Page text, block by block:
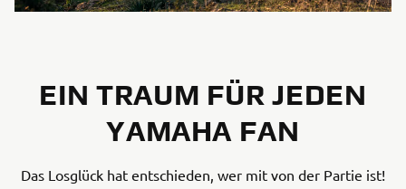
EIN TRAUM FÜR JEDEN
YAMAHA FAN
Das Losglück hat entschieden, wer mit von der Partie ist!